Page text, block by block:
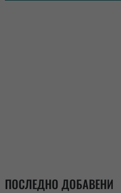
ПОСЛЕДНО ДОБАВЕНИ